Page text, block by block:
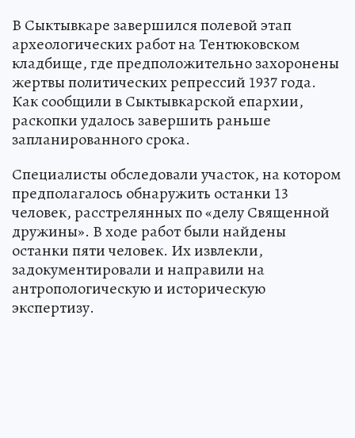
В Сыктывкаре завершился полевой этап
археологических работ на Тентюковском
кладбище, где предположительно захоронены
жертвы политических репрессий 1937 года.
Как сообщили в Сыктывкарской епархии,
раскопки удалось завершить раньше
запланированного срока.
Специалисты обследовали участок, на котором
предполагалось обнаружить останки 13
человек, расстрелянных по «делу Священной
дружины». В ходе работ были найдены
останки пяти человек. Их извлекли,
задокументировали и направили на
антропологическую и историческую
экспертизу.